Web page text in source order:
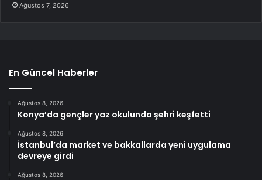
Ağustos 7, 2026
En Güncel Haberler
Ağustos 8, 2026
Konya’da gençler yaz okulunda şehri keşfetti
Ağustos 8, 2026
İstanbul’da market ve bakkallarda yeni uygulama
devreye girdi
Ağustos 8, 2026